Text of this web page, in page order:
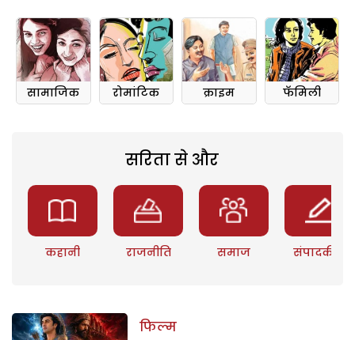
सामाजिक रोमांटिक क्राइम फॅमिली
सरिता से और
कहानी राजनीति समाज संपादकीय
फिल्म